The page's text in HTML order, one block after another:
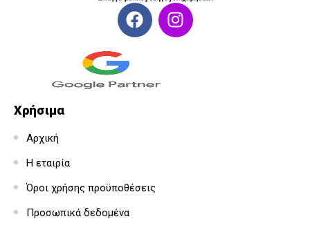
Χρήσιμα
Αρχική
Η εταιρία
Όροι χρήσης προϋποθέσεις
Προσωπικά δεδομένα